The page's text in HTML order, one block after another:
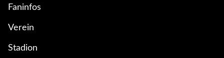
Faninfos
Verein
Stadion